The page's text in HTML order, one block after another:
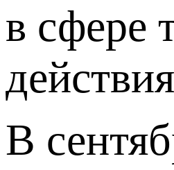
в сфере
В